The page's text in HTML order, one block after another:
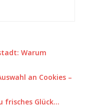
Warum
an Cookies –
frisches Glück…